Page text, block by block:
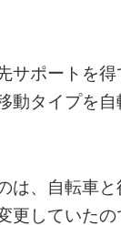
サポートを
動タイプを
は、自転車
更していた